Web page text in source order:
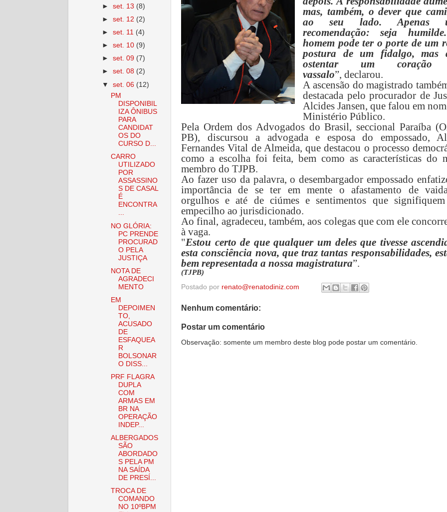
mas, também, o dever que
ao seu lado.Apenas
recomendação: seja
homem pode ter o porte de um
postura de um fidalgo, mas
ostentar um coração
vassalo”, declarou.
A ascensão do magistrado
destacada pelo procurador de
Alcides Jansen, que falou em
Ministério Público.
Pela Ordem dos Advogados do Brasil, seccional Paraíba
PB), discursou a advogada e esposa do empossado,
Fernandes Vital de Almeida, que destacou o processo
como a escolha foi feita, bem como as características do
membro do TJPB.
Ao fazer uso da palavra, o desembargador empossado
importância de se ter em mente o afastamento de
orgulhos e até de ciúmes e sentimentos que
empecilho ao jurisdicionado.
Ao final, agradeceu, também, aos colegas que com ele
à vaga.
"Estou certo de que qualquer um deles que tivesse
esta consciência nova, que traz tantas responsabilidades,
bem representada a nossa magistratura”.
(TJPB)
Postado por renato@renatodiniz.com
Nenhum comentário:
Postar um comentário
Observação: somente um membro deste blog pode postar um comentário.
►set. 13 (8)
►set. 12 (2)
►set. 11 (4)
►set. 10 (9)
►set. 09 (7)
►set. 08 (2)
▼set. 06 (12)
PM
DISPONIBIL
IZA ÔNIBUS
PARA
CANDIDAT
OS DO
CURSO D...
CARRO
UTILIZADO
POR
ASSASSINO
S DE CASAL
É
ENCONTRA
...
NO GLÓRIA:
PC PRENDE
PROCURAD
O PELA
JUSTIÇA
NOTA DE
AGRADECI
MENTO
EM
DEPOIMEN
TO,
ACUSADO
DE
ESFAQUEA
R
BOLSONAR
O DISS...
PRF FLAGRA
DUPLA
COM
ARMAS EM
BR NA
OPERAÇÃO
INDEP...
ALBERGADOS
SÃO
ABORDADO
S PELA PM
NA SAÍDA
DE PRESÍ...
TROCA DE
COMANDO
NO 10ºBPM